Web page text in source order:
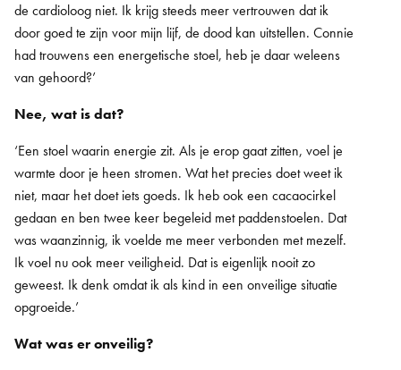
de cardioloog niet. Ik krijg steeds meer vertrouwen dat ik
door goed te zijn voor mijn lijf, de dood kan uitstellen. Connie
had trouwens een energetische stoel, heb je daar weleens
van gehoord?’
Nee, wat is dat?
‘Een stoel waarin energie zit. Als je erop gaat zitten, voel je
warmte door je heen stromen. Wat het precies doet weet ik
niet, maar het doet iets goeds. Ik heb ook een cacaocirkel
gedaan en ben twee keer begeleid met paddenstoelen. Dat
was waanzinnig, ik voelde me meer verbonden met mezelf.
Ik voel nu ook meer veiligheid. Dat is eigenlijk nooit zo
geweest. Ik denk omdat ik als kind in een onveilige situatie
opgroeide.’
Wat was er onveilig?